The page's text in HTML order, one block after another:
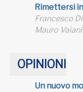
Rimettersi
Francesco
Mauro Vaiani
OPINIONI
Un nuovo